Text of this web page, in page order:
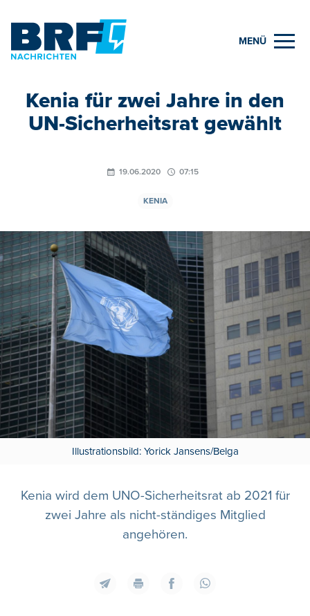
MENÜ
Kenia für zwei Jahre in den
UN-Sicherheitsrat gewählt
19.06.2020 07:15
KENIA
Illustrationsbild: Yorick Jansens/Belga
Kenia wird dem UNO-Sicherheitsrat ab 2021 für
zwei Jahre als nicht-ständiges Mitglied
angehören.